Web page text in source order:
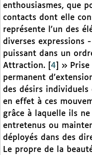
enthousiasmes, que
contacts dont elle
représente l’un des
diverses expressions
puissant dans un
Attraction.
4
» Prise
permanent
des désirs
en effet à ces
grâce à laquelle ils
entretenus ou
déployés dans des
Le propre de la